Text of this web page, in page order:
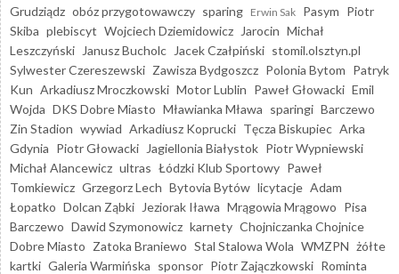
Grudziądz obóz przygotowawczy sparing Erwin Sak Pasym Piotr
Skiba plebiscyt Wojciech Dziemidowicz Jarocin Michał
Leszczyński
Janusz Bucholc Jacek Czałpiński stomil.olsztyn.pl
Sylwester Czereszewski Zawisza Bydgoszcz Polonia Bytom Patryk
Kun Arkadiusz Mroczkowski Motor Lublin Paweł Głowacki Emil
Wojda DKS Dobre Miasto Mławianka Mława sparingi Barczewo
Zin Stadion wywiad Arkadiusz Koprucki Tęcza Biskupiec Arka
Gdynia Piotr Głowacki Jagiellonia Białystok Piotr Wypniewski
Michał Alancewicz ultras Łódzki Klub Sportowy Paweł
Tomkiewicz Grzegorz Lech Bytovia Bytów licytacje Adam
Łopatko Dolcan Ząbki Jeziorak Iława Mrągowia Mrągowo Pisa
Barczewo Dawid Szymonowicz karnety Chojniczanka Chojnice
Dobre Miasto Zatoka Braniewo Stal Stalowa Wola WMZPN żółte
kartki Galeria Warmińska sponsor Piotr Zajączkowski Rominta